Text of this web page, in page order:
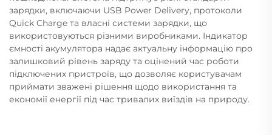
зарядки, включаючи USB Power Delivery, протоколи
Quick Charge та власні системи зарядки, що
використовуються різними виробниками. Індикатор
ємності акумулятора надає актуальну інформацію про
залишковий рівень заряду та оцінений час роботи
підключених пристроїв, що дозволяє користувачам
приймати зважені рішення щодо використання та
економії енергії під час тривалих виїздів на природу.